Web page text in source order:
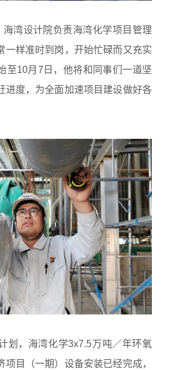
湾设计院负责海湾化学项目管理
一样准时到岗，开始忙碌而又充实
至10月7日，他将和同事们一道坚
进度，为全面加速项目建设做好各
划，海湾化学3x7.5万吨／年环氧
项目（一期）设备安装已经完成，